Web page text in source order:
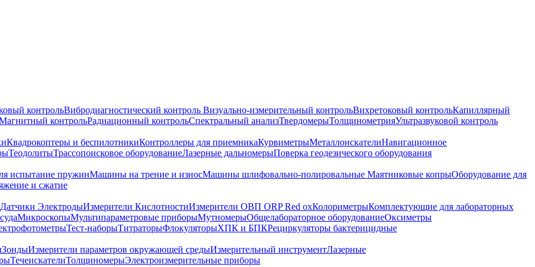
контрольВибродиагностический контроль Визуально-измерительный контрольВихретоковый контрольКапиллярный
контрольРадиационный контрольСпектральный анализТвердомерыТолщинометрияУльтразвуковой контроль
Квадрокоптеры и беспилотникиКонтроллеры для приемникаКурвиметрыМеталлоискателиНавигационное
ТеодолитыТрассопоисковое оборудованиеЛазерные дальномерыПоверка геодезического оборудования
испытание пружинМашины на трение и износМашины шлифовально-полировальные Маятниковые копрыОборудование для
и сжатие
Датчики ЭлектродыИзмерители КислотностиИзмерители ОВП ORP Red oxКолориметрыКомплектующие для лабораторных
МикроскопыМультипараметровые приборыМутномерыОбщелабораторное оборудованиеОксиметры
Тест-наборыТитраторыФлокуляторыХПК и БПКРециркуляторы бактерицидные
ЗондыИзмерители параметров окружающей средыИзмерительный инструментЛазерные
ТечеискателиТолщиномерыЭлектроизмерительные приборы